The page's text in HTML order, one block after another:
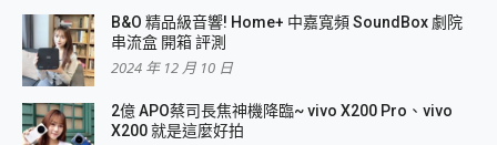
B&O 精品級音響! Home+ 中嘉寬頻 SoundBox 劇院
串流盒 開箱 評測
2024 年 12 月 10 日
2億 APO蔡司長焦神機降臨~ vivo X200 Pro、vivo
X200 就是這麼好拍